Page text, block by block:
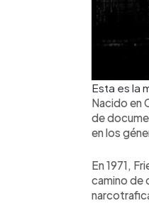
Esta es la
Nacido en
de
en los
En 1971,
camino de